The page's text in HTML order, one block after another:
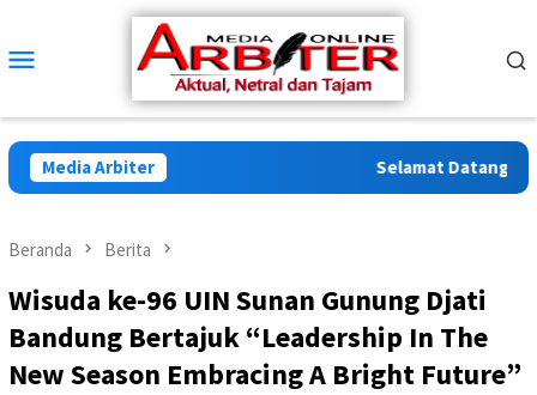
konten
Mobile
Media Arbiter Selamat Datang di
Beranda Berita
Wisuda ke-96 UIN Sunan Gunung Djati
Bandung Bertajuk “Leadership In The
New Season Embracing A Bright Future”